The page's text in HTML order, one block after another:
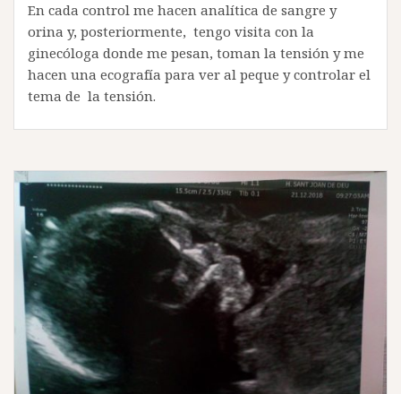
En cada control me hacen analítica de sangre y
orina y, posteriormente, tengo visita con la
ginecóloga donde me pesan, toman la tensión y me
hacen una ecografía para ver al peque y controlar el
tema de la tensión.